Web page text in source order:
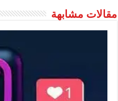
مقالات مشابهة